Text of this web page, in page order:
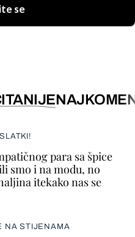
se
para sa špice
smo i na modu, no
itekako nas se
NA STIJENAMA